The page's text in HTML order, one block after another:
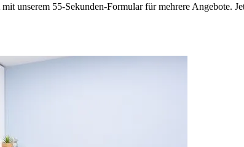
unserem 55-Sekunden-Formular für mehrere Angebote.